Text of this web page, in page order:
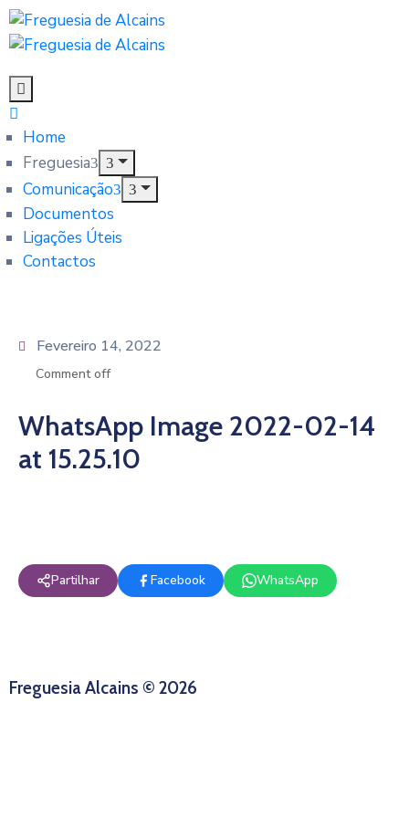
Home
Freguesia
Comunicação
Documentos
Ligações Úteis
Contactos
Fevereiro 14, 2022
Comment off
WhatsApp Image 2022-02-14
at 15.25.10
Partilhar Facebook WhatsApp
Freguesia Alcains © 2026